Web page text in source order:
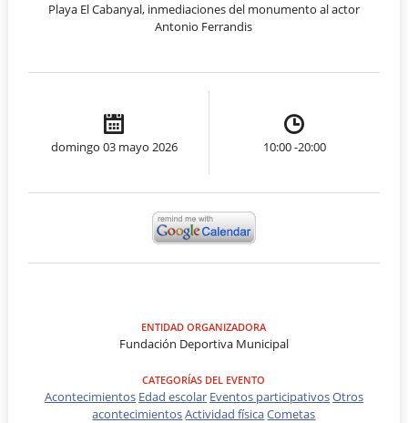
Playa El Cabanyal, inmediaciones del monumento al actor
Antonio Ferrandis
domingo 03 mayo 2026 10:00 -20:00
ENTIDAD ORGANIZADORA
Fundación Deportiva Municipal
CATEGORÍAS DEL EVENTO
Acontecimientos Edad escolar Eventos participativosOtros
acontecimientosActividad físicaCometas